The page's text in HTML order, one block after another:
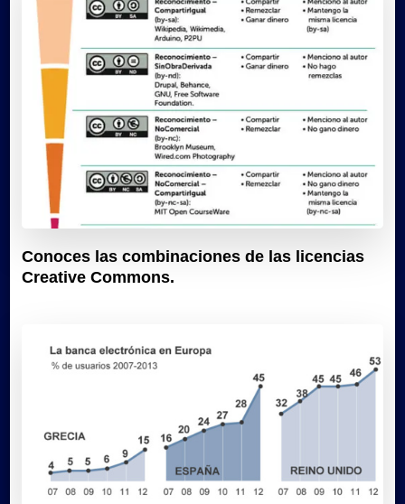
Conoces las combinaciones de las licencias
Creative Commons.